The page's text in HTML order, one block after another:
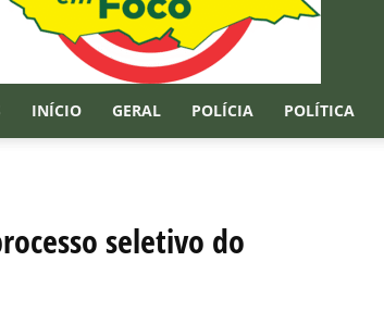
INÍCIO GERAL POLÍCIA POLÍTICA
seletivo do